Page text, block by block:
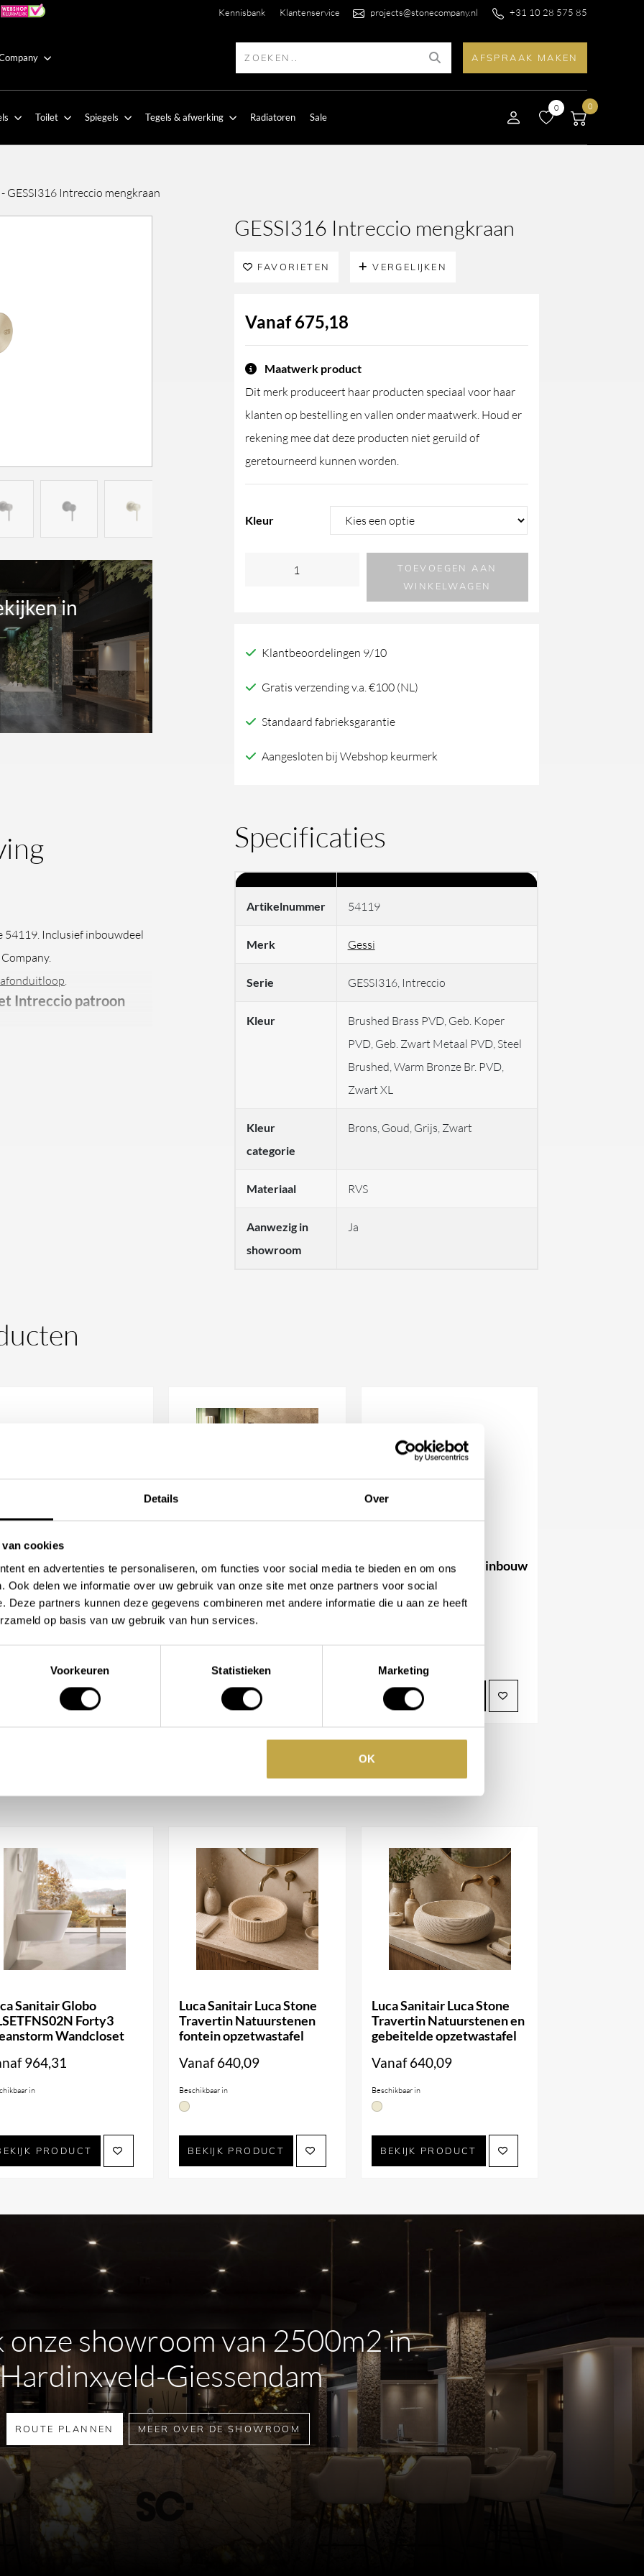
Details Over
van cookies
en advertenties te personaliseren, om functies voor social media te bieden en om ons
Ook delen we informatie over uw gebruik van onze site met onze partners voor social
Deze partners kunnen deze gegevens combineren met andere informatie die u aan ze heeft
op basis van uw gebruik van hun services.
Voorkeuren Statistieken Marketing
OK
Kennisbank Klantenservice projects@stonecompany.nl +31 10 28 575 85
AFSPRAAK MAKEN
Toilet Spiegels Tegels & afwerking Radiatoren Sale
0 0
- GESSI316 Intreccio mengkraan
in
GESSI316 Intreccio mengkraan
FAVORIETEN VERGELIJKEN
Vanaf675,18
Maatwerk product
Dit merk produceert haar producten speciaal voor haar
klanten op bestelling en vallen onder maatwerk. Houd er
rekening mee dat deze producten niet geruild of
geretourneerd kunnen worden.
Kleur
TOEVOEGEN AAN
WINKELWAGEN
Klantbeoordelingen 9/10
Gratis verzending v.a. €100 (NL)
Standaard fabrieksgarantie
Aangesloten bij Webshop keurmerk
54119. Inclusief inbouwdeel
.
Intreccio patroon
of alle specificaties en
te voorkomen.
over de levertijd van jouw
Specificaties
Artikelnummer 54119
Merk Gessi
Serie GESSI316, Intreccio
Kleur
Brushed Brass PVD, Geb. Koper
PVD, Geb. Zwart Metaal PVD, Steel
Brushed, Warm Bronze Br. PVD,
Zwart XL
Kleur
categorie
Brons, Goud, Grijs, Zwart
Materiaal RVS
Aanwezig in
showroom
Ja
Intreccio 3-gats
1.491,93
BEKIJK PRODUCT
Gessi Origini vrijstaande
badmengkraan met
handdouche
Vanaf2.925,78
BEKIJK PRODUCT
GESSI316 Intreccio inbouw
wastafelmengkraan
Vanaf1.162,81
BEKIJK PRODUCT
Sanitair Globo
Forty3
Wandcloset
964,31
in
PRODUCT
Luca Sanitair Luca Stone
Travertin Natuurstenen
fontein opzetwastafel
Vanaf640,09
Beschikbaar in
BEKIJK PRODUCT
Luca Sanitair Luca Stone
Travertin Natuurstenen en
gebeitelde opzetwastafel
Vanaf640,09
Beschikbaar in
BEKIJK PRODUCT
onze showroom van 2500m2 in
Giessendam
ROUTE PLANNEN MEER OVER DE SHOWROOM